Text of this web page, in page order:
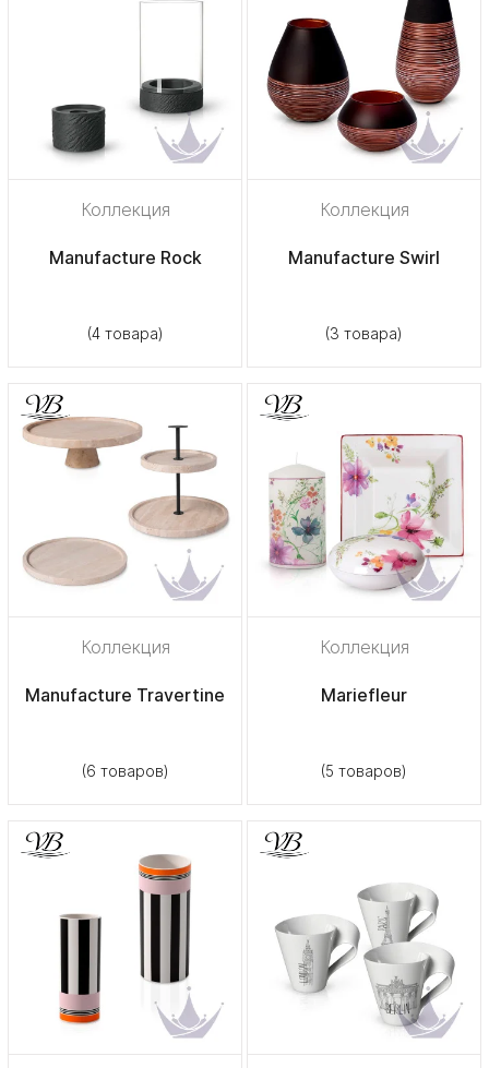
Коллекция
Manufacture Rock
(4 товара)
Коллекция
Manufacture Swirl
(3 товара)
Коллекция
Manufacture Travertine
(6 товаров)
Коллекция
Mariefleur
(5 товаров)